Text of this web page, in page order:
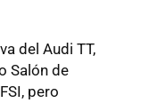
del Audi TT,
Salón de
pero